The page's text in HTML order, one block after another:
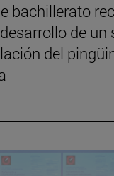
bachillerato
de un
del